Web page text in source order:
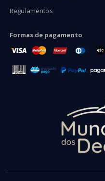
Regulamentos
Formas de pagamento